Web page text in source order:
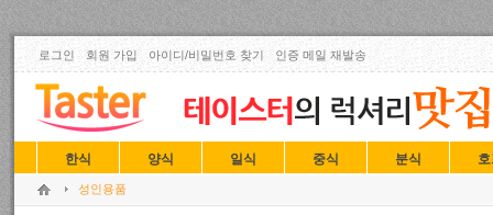
로그인 회원 가입 아이디/비밀번호 찾기 인증 메일 재발송
한식 양식 일식 중식 분식
성인용품